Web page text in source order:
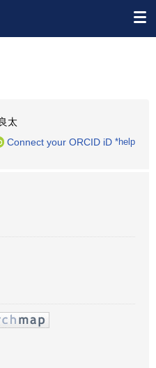
太
Connect your ORCID iD *help